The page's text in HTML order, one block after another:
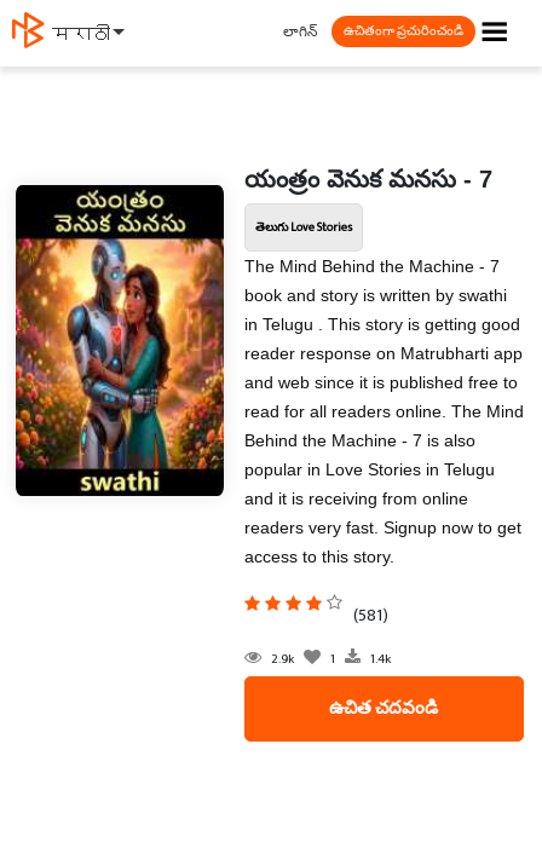
मराठी ☰
లాగిన్ ఉచితంగా ప్రచురించండి
యంత్రం వెనుక మనసు - 7
తెలుగు Love Stories
The Mind Behind the Machine - 7
book and story is written by swathi
in Telugu . This story is getting good
reader response on Matrubharti app
and web since it is published free to
read for all readers online. The Mind
Behind the Machine - 7 is also
popular in Love Stories in Telugu
and it is receiving from online
readers very fast. Signup now to get
access to this story.
(581)
2.9k 1 1.4k
ఉచిత చదవండి